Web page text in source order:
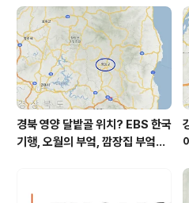
㎍/m³ 미세먼지는 보통 = 48 ㎍/m³ 황사
㎍/m³ 자외선 (오후) = 나쁨 대기상태는 어
때 좀 안 좋습니다 대기상태가 전..
경북 영양 달밭골 위치? EBS 한국
기행, 오월의 부엌, 깜장집 부엌은
한 곳, 영양읍 상원리. KBS 인간극